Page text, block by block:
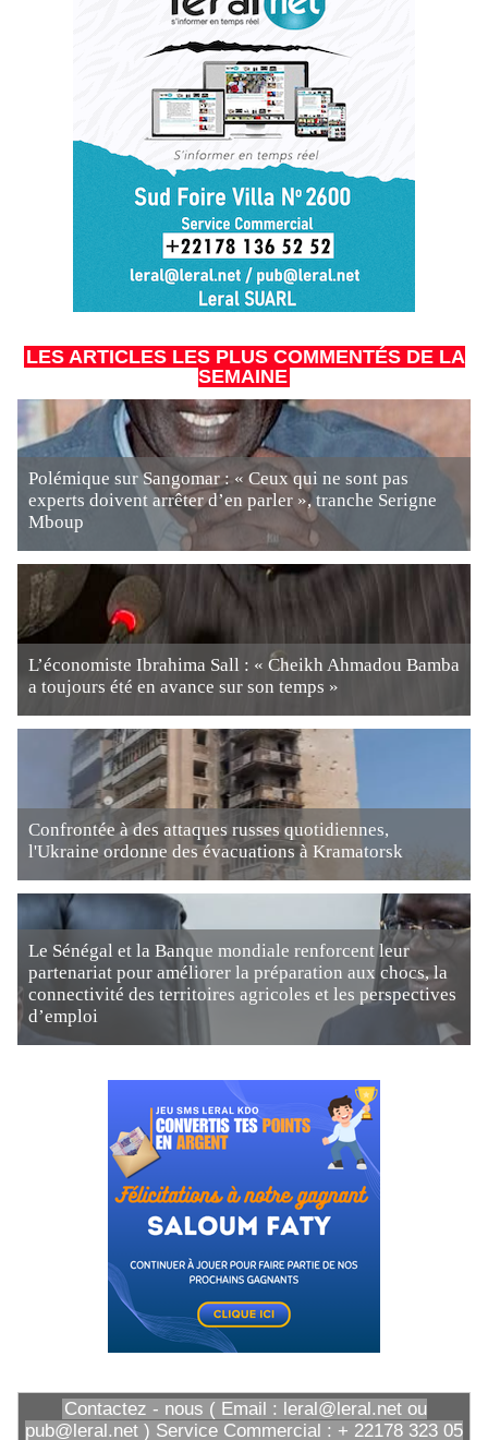
LES ARTICLES LES PLUS COMMENTÉS DE LA
SEMAINE
Polémique sur Sangomar : « Ceux qui ne sont pas
experts doivent arrêter d’en parler », tranche Serigne
Mboup
L’économiste Ibrahima Sall : « Cheikh Ahmadou Bamba
a toujours été en avance sur son temps »
Confrontée à des attaques russes quotidiennes,
l'Ukraine ordonne des évacuations à Kramatorsk
Le Sénégal et la Banque mondiale renforcent leur
partenariat pour améliorer la préparation aux chocs, la
connectivité des territoires agricoles et les perspectives
d’emploi
Contactez - nous ( Email : leral@leral.net ou
pub@leral.net ) Service Commercial : + 22178 323 05